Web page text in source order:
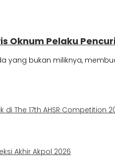
Oknum Pelaku
yang bukan miliknya,
The 17th AHSR Competition
Akhir Akpol 2026